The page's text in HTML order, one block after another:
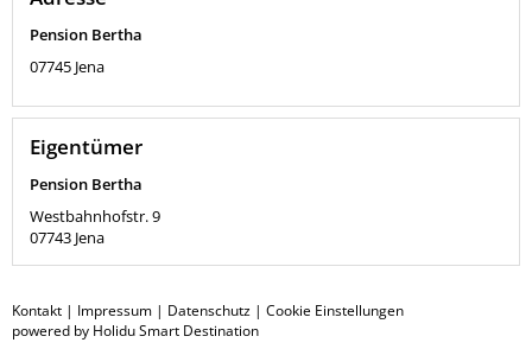
Pension Bertha
07745 Jena
Eigentümer
Pension Bertha
Westbahnhofstr. 9
07743 Jena
Kontakt | Impressum | Datenschutz | Cookie Einstellungen
powered by Holidu Smart Destination